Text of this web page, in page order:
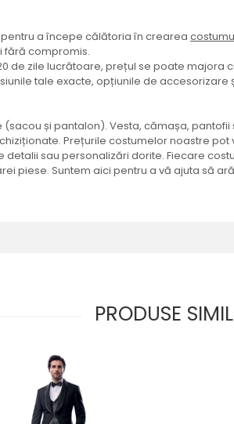
a începe călătoria în crearea
fără compromis.
de zile lucrătoare, prețul se poate majora
tale exacte, opțiunile de accesorizare
și pantalon). Vesta, cămașa,
Prețurile costumelor noastre
sau personalizări dorite. Fiecare
piese. Suntem aici pentru a vă ajuta să
PRODUSE